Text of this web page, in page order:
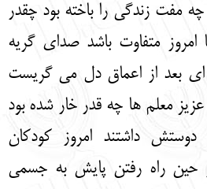
مفت زندگی را باخته بود چقدر
متفاوت باشد صدای گریه
ای بعد از اعماق دل می گریست
معلم ها چه قدر خار شده بود
داشتند امروز کودکان
حین راه رفتن پایش به جسمی